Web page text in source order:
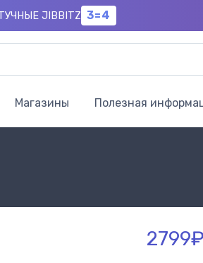
JIBBITZ 3=4
Магазины Полезная